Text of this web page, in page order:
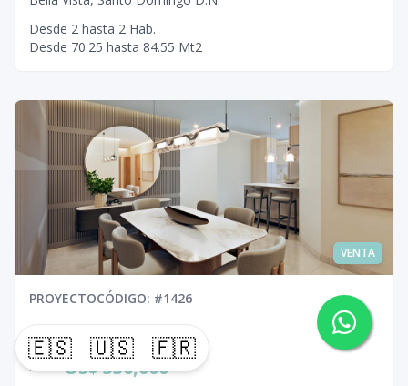
🇪🇸 🇺🇸 🇫🇷
Desde 2 hasta 2 Hab.
Desde 70.25 hasta 84.55 Mt2
VENTA
PROYECTOCÓDIGO: #1426
DESDE US$ 254,000
HASTAUS$ 530,000